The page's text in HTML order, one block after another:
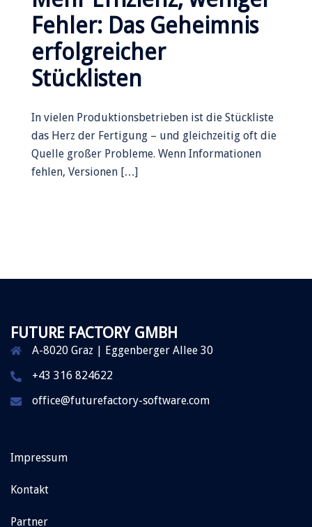
Fehler: Das Geheimnis
erfolgreicher
Stücklisten
In vielen Produktionsbetrieben ist die Stückliste
das Herz der Fertigung – und gleichzeitig oft die
Quelle großer Probleme. Wenn Informationen
fehlen, Versionen […]
FUTURE FACTORY GMBH
A-8020 Graz | Eggenberger Allee 30
+43 316 824622
office@futurefactory-software.com
Impressum
Kontakt
Partner